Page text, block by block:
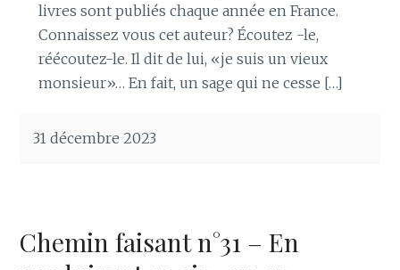
livres sont publiés chaque année en France.
Connaissez vous cet auteur? Écoutez -le,
réécoutez-le. Il dit de lui, «je suis un vieux
monsieur»… En fait, un sage qui ne cesse […]
31 décembre 2023
Chemin faisant n°31 – En